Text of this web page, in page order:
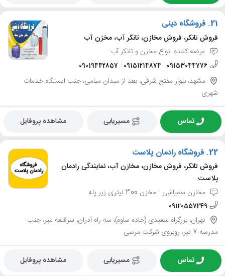
21. فروشگاه دینی
فروش تانکر، فروش مخازن، تانکر آب، مخزن آب
عرضه کننده انواع مخزن و تانکر آب
09153044776
09151214874
09019442857
مشهد، بلوار مفتح شرقی، بعد از میدان میامی، جنب ایستگاه خدمات
شهری
تماس مسیریابی مشاهده پروفایل
22. فروشگاه رادمان پلاست
فروش تانکر، فروش مخازن، مخازن آب، نمایندگی رادمان
پلاست
مخازن سمپاشی - مخزن 300 لیتری زیر پله
09120557249
تهران، بزرگراه سعیدی (جاده ساوه)، سه راه آدران، سرقلعه میر، جنب
مدرسه 7 تیر، روبروی شرکت مرسی
تماس مسیریابی مشاهده پروفایل